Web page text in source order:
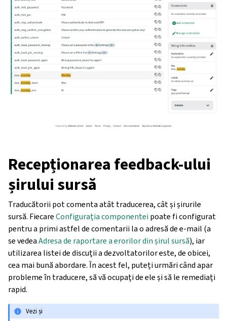
Recepționarea feedback-ului
șirului sursă
Traducătorii pot comenta atât traducerea, cât și șirurile
sursă. FiecareConfigurația componentei poate fi configurat
pentru a primi astfel de comentarii la o adresă de e-mail (a
se vedeaAdresa de raportare a erorilor din șirul sursă), iar
utilizarea listei de discuții a dezvoltatorilor este, de obicei,
cea mai bună abordare. În acest fel, puteți urmări când apar
probleme în traducere, să vă ocupați de ele și să le remediați
rapid.
Vezi și